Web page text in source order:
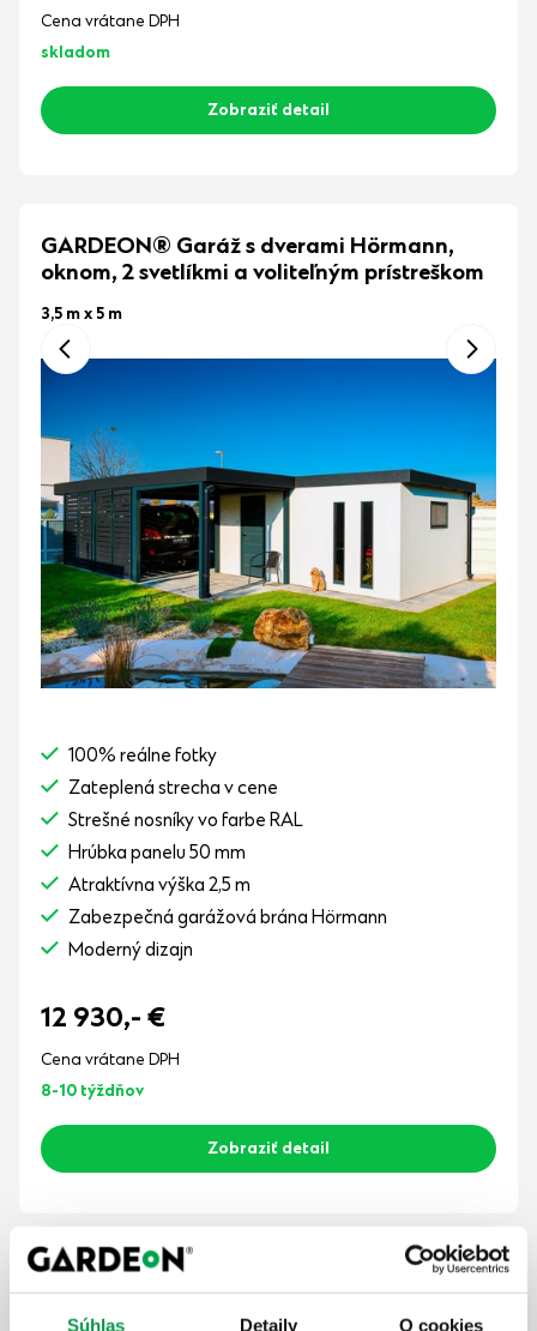
Súhlas Detaily O cookies
Cena vrátane DPH
skladom
Zobraziť detail
GARDEON® Garáž s dverami Hörmann,
oknom, 2 svetlíkmi a voliteľným prístreškom
3,5 m x 5 m
100% reálne fotky
Zateplená strecha v cene
Strešné nosníky vo farbe RAL
Hrúbka panelu 50 mm
Atraktívna výška 2,5 m
Zabezpečná garážová brána Hörmann
Moderný dizajn
12 930,- €
Cena vrátane DPH
8-10 týždňov
Zobraziť detail
GARDEON® Garáž 4 m x 6 m s dverami
Hörmann, oknom a svetlíkom